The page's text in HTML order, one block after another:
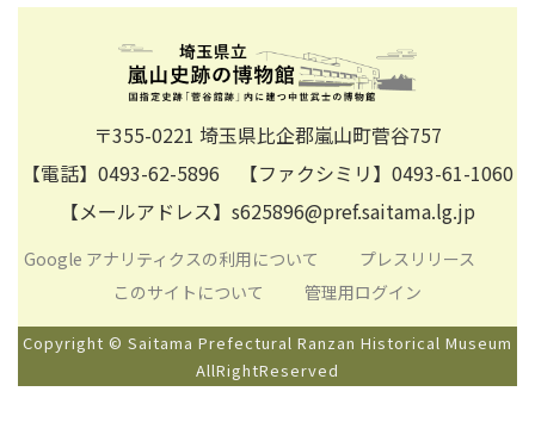
〒355-0221 埼玉県比企郡嵐山町菅谷757
【電話】0493-62-5896 【ファクシミリ】0493-61-1060
【メールアドレス】s625896@pref.saitama.lg.jp
Google アナリティクスの利用について
プレスリリース
このサイトについて
管理用ログイン
Copyright © Saitama Prefectural Ranzan Historical Museum
AllRightReserved